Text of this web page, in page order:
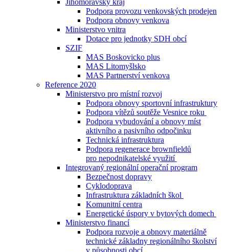
Jihomoravský kraj
Podpora provozu venkovských prodejen
Podpora obnovy venkova
Ministerstvo vnitra
Dotace pro jednotky SDH obcí
SZIF
MAS Boskovicko plus
MAS Litomyšlsko
MAS Partnerství venkova
Reference 2020
Ministerstvo pro místní rozvoj
Podpora obnovy sportovní infrastruktury
Podpora vítězů soutěže Vesnice roku
Podpora vybudování a obnovy míst
aktivního a pasivního odpočinku
Technická infrastruktura
Podpora regenerace brownfieldů
pro nepodnikatelské využití
Integrovaný regionální operační program
Bezpečnost dopravy
Cyklodoprava
Infrastruktura základních škol
Komunitní centra
Energetické úspory v bytových domech
Ministerstvo financí
Podpora rozvoje a obnovy materiálně
technické základny regionálního školství
v působnosti obcí